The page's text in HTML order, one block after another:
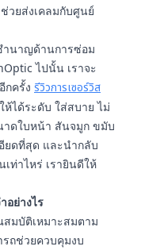
วยส่งเคลมกับศูนย์
ำนาญด้านการซ่อม
ไปนั้น เราจะ
กครั้ง รีวิวการเซอร์วิส
ได้ระดับ ใส่สบาย ไม่
าดใบหน้า สันจมูก ขมับ
ยดที่สุด และนำกลับ
ท่าไหร่ เรายินดีให้
อย่างไร
สมบัติเหมาะสมตาม
ถช่วยควบคุมงบ